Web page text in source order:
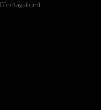
Företagskund